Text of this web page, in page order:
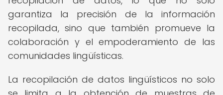
garantiza la precisión de la información
recopilada, sino que también promueve la
colaboración y el empoderamiento de las
comunidades lingüísticas.
La recopilación de datos lingüísticos no solo